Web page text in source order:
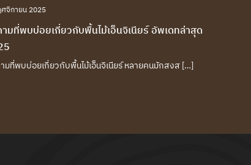
จิกายน 2025
มที่พบบ่อยเกี่ยวกับพื้นไม้เอ็นจิเนียร์ อัพเดทล่าสุด
มที่พบบ่อยเกี่ยวกับพื้นไม้เอ็นจิเนียร์ หลายคนมักสงส […]